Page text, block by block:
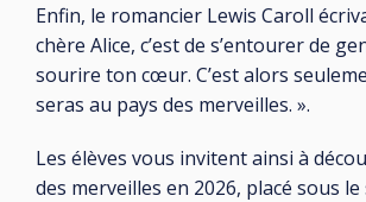
Enfin, le romancier Lewis Caroll
chère Alice, c’est de s’entourer de
sourire ton cœur. C’est alors
seras au pays des merveilles. ».
Les élèves vous invitent ainsi à
des merveilles en 2026, placé sous le